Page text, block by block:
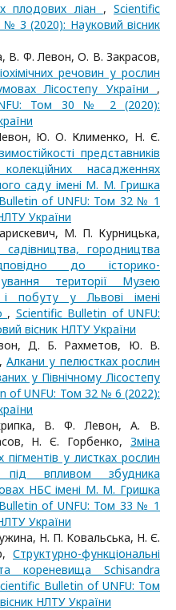
плодових ліан ,Scientific
3 (2020): Науковий вісник
В. Ф. Левон, О. В. Закрасов,
речовин у рослин
Лісостепу України ,
Том 30 № 2 (2020):
Ю. О. Клименко, Н. Є.
представників
насадженнях
саду імені М. М. Гришка
of UNFU: Том 32 № 1
України
М. П. Курницька,
садівництва, городництва
до історико-
території Музею
і побуту у Львові імені
, Scientific Bulletin of UNFU:
вісник НЛТУ України
Д. Б. Рахметов, Ю. В.
Алкани у пелюстках рослин
у Північному Лісостепу
of UNFU: Том 32 № 6 (2022):
В. Ф. Левон, А. В.
Н. Є. Горбенко, Зміна
у листках рослин
впливом збудника
НБС імені М. М. Гришка
of UNFU: Том 33 № 1
України
Н. П. Koвальська, Н. Є.
Структурно-функціональні
кореневища Schisandra
Bulletin of UNFU: Том
НЛТУ України